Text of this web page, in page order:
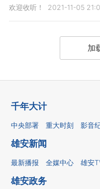
欢迎收听！ 2021-11-05
加
千年大计
中央部署 重大时刻 影音
雄安新闻
最新播报 全媒中心 雄安
雄安政务